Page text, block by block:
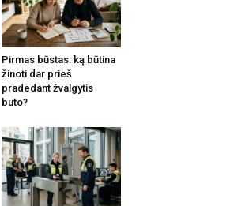
Pirmas būstas: ką būtina
žinoti dar prieš
pradedant žvalgytis
buto?